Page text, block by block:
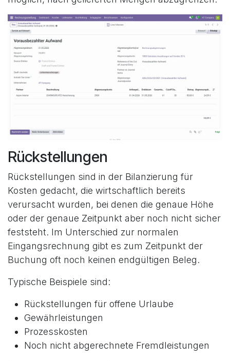
Rückstellungen
Rückstellungen sind in der Bilanzierung für
Kosten gedacht, die wirtschaftlich bereits
verursacht wurden, bei denen die genaue Höhe
oder der genaue Zeitpunkt aber noch nicht sicher
feststeht. Im Unterschied zur normalen
Eingangsrechnung gibt es zum Zeitpunkt der
Buchung oft noch keinen endgültigen Beleg.
Typische Beispiele sind:
Rückstellungen für offene Urlaube
Gewährleistungen
Prozesskosten
Noch nicht abgerechnete Fremdleistungen